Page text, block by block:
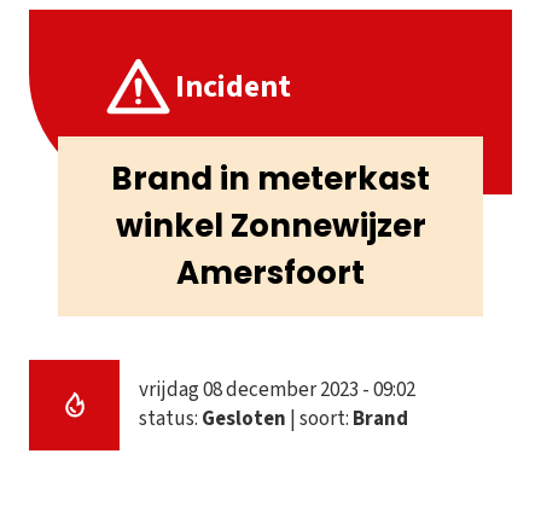
Incident
Brand in meterkast
winkel Zonnewijzer
Amersfoort
vrijdag 08 december 2023 - 09:02
status: Gesloten | soort: Brand